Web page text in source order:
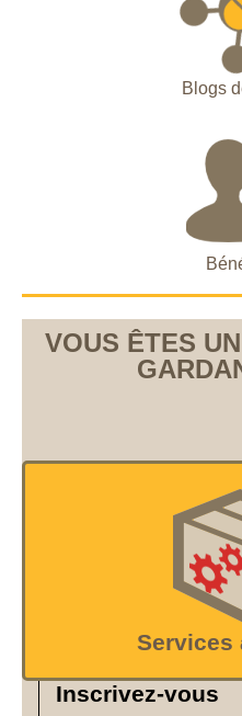
Blogs
VOUS ÊTES
Services
Inscrivez-vous